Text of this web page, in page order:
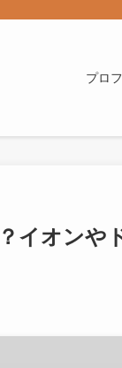
プロ
イオンや